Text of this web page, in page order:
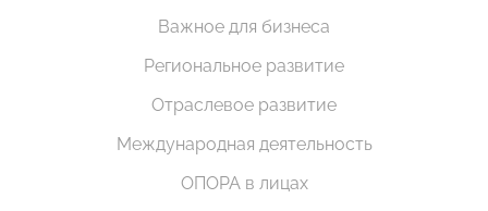
Важное для бизнеса
Региональное развитие
Отраслевое развитие
Международная деятельность
ОПОРА в лицах